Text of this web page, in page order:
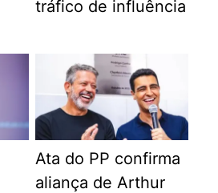
tráfico de influência
Ata do PP confirma
aliança de Arthur